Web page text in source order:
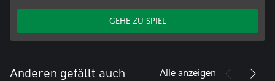
GEHE ZU SPIEL
Anderen gefällt auch Alle anzeigen